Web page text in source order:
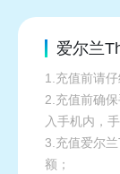
爱尔兰
1.充值前请
2.充值前确
入手机内，
3.充值爱尔
额；